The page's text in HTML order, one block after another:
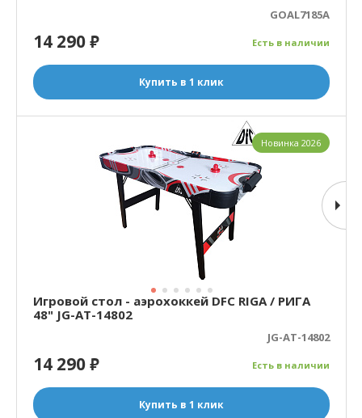
GOAL7185A
Есть в наличии
14 290₽
Купить в 1 клик
Игровой стол - аэрохоккей DFC RIGA / РИГА
48" JG-AT-14802
JG-AT-14802
Есть в наличии
14 290₽
Купить в 1 клик
Новинка 2026